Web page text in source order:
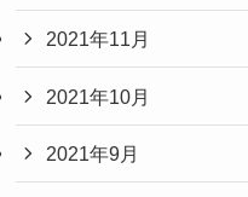
2021年11月
2021年10月
2021年9月